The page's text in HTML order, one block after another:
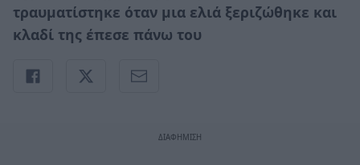
τραυματίστηκε όταν μια ελιά ξεριζώθηκε και
κλαδί της έπεσε πάνω του